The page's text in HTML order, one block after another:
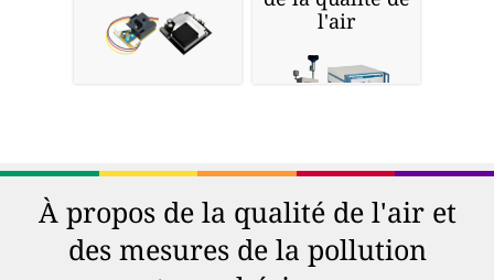
l'air
À propos de la qualité de l'air et
des mesures de la pollution